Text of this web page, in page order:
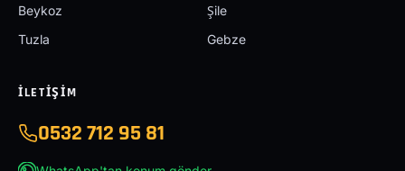
Beykoz
Şile
Tuzla
Gebze
İLETIŞIM
0532 712 95 81